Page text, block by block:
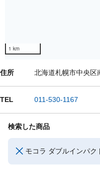
住所 北海道札幌市中央区
TEL 011-530-1167
検索した商品
モコラ ダブルインパク
1 km